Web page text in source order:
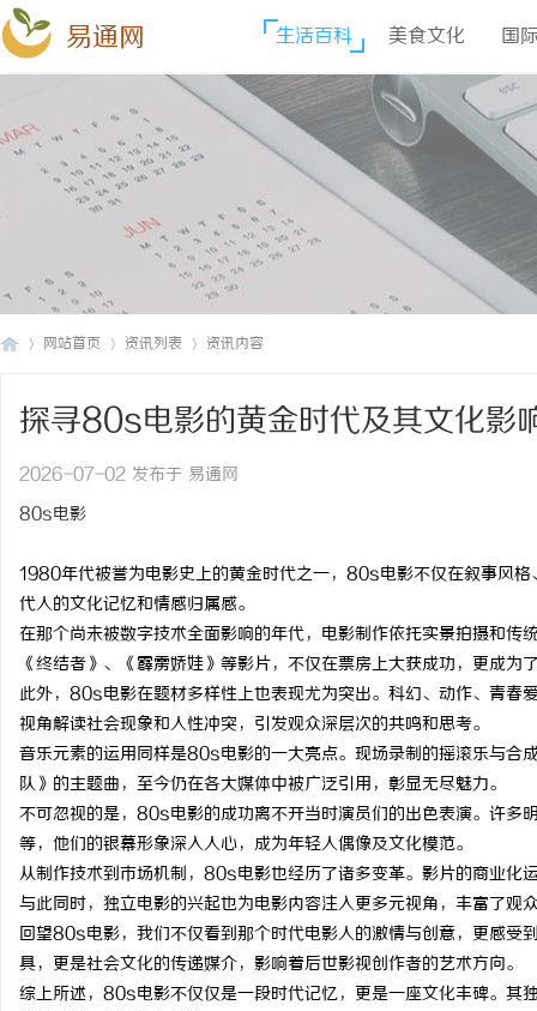
易通网 生活百科 美食文化 国
网站首页 资讯列表 资讯内容
探寻80s电影的黄金时代及其文化影
2026-07-02 发布于 易通网
80s电影
1980年代被誉为电影史上的黄金时代之一，80s电影不仅在叙事风
代人的文化记忆和情感归属感。
在那个尚未被数字技术全面影响的年代，电影制作依托实景拍摄和
《终结者》、《霹雳娇娃》等影片，不仅在票房上大获成功，更成为
此外，80s电影在题材多样性上也表现尤为突出。科幻、动作、青春
视角解读社会现象和人性冲突，引发观众深层次的共鸣和思考。
音乐元素的运用同样是80s电影的一大亮点。现场录制的摇滚乐与合
队》的主题曲，至今仍在各大媒体中被广泛引用，彰显无尽魅力。
不可忽视的是，80s电影的成功离不开当时演员们的出色表演。许
等，他们的银幕形象深入人心，成为年轻人偶像及文化模范。
从制作技术到市场机制，80s电影也经历了诸多变革。影片的商业化
与此同时，独立电影的兴起也为电影内容注入更多元视角，丰富了观
回望80s电影，我们不仅看到那个时代电影人的激情与创意，更感受
具，更是社会文化的传递媒介，影响着后世影视创作者的艺术方向。
综上所述，80s电影不仅仅是一段时代记忆，更是一座文化丰碑。其